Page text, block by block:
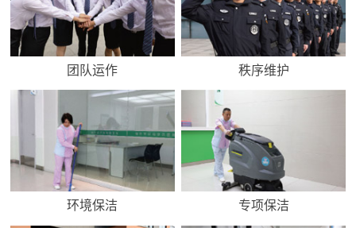
团队运作 秩序维护
环境保洁 专项保洁